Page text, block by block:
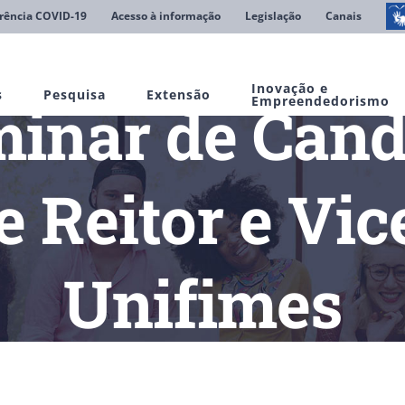
COVID-19 Acesso à informação Legislação Canais
Pesquisa Extensão Inovação e
Empreendedorismo
de
Reitor e
Unifimes